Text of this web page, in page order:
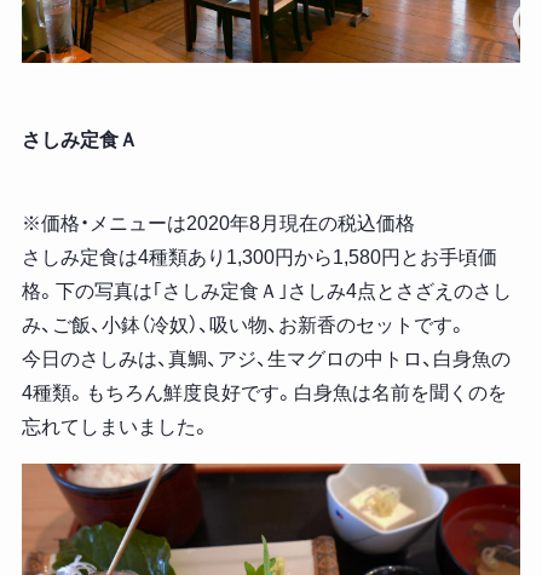
さしみ定食Ａ
※価格・メニューは2020年8月現在の税込価格
さしみ定食は4種類あり1,300円から1,580円とお手頃価
格。下の写真は｢さしみ定食Ａ｣さしみ4点とさざえのさし
み、ご飯、小鉢（冷奴）、吸い物、お新香のセットです。
今日のさしみは、真鯛、アジ、生マグロの中トロ、白身魚の
4種類。もちろん鮮度良好です。白身魚は名前を聞くのを
忘れてしまいました。